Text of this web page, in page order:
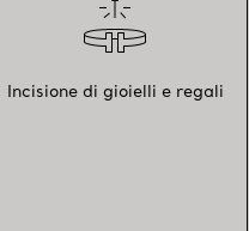
Incisione di gioielli e regali